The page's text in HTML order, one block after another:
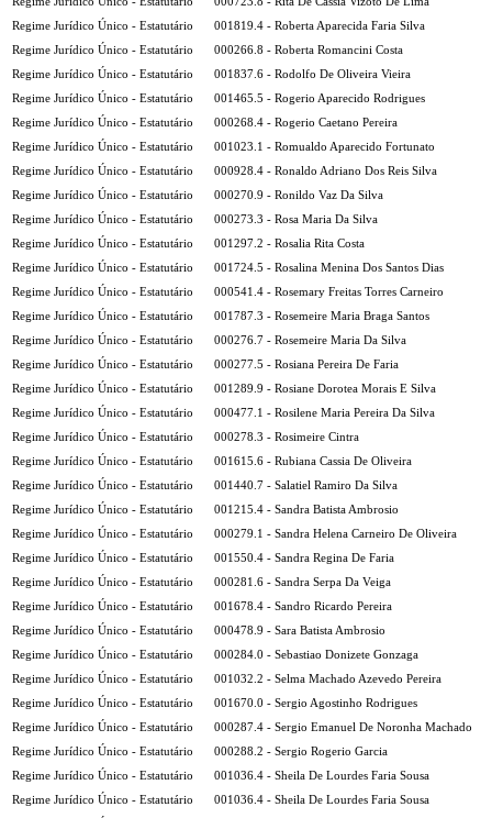
Regime Jurídico Único - Estatutário
001819.4 - Roberta Aparecida Faria Silva
Regime Jurídico Único - Estatutário
000266.8 - Roberta Romancini Costa
Regime Jurídico Único - Estatutário
001837.6 - Rodolfo De Oliveira Vieira
Regime Jurídico Único - Estatutário
001465.5 - Rogerio Aparecido Rodrigues
Regime Jurídico Único - Estatutário
000268.4 - Rogerio Caetano Pereira
Regime Jurídico Único - Estatutário
001023.1 - Romualdo Aparecido Fortunato
Regime Jurídico Único - Estatutário
000928.4 - Ronaldo Adriano Dos Reis Silva
Regime Jurídico Único - Estatutário
000270.9 - Ronildo Vaz Da Silva
Regime Jurídico Único - Estatutário
000273.3 - Rosa Maria Da Silva
Regime Jurídico Único - Estatutário
001297.2 - Rosalia Rita Costa
Regime Jurídico Único - Estatutário
001724.5 - Rosalina Menina Dos Santos Dias
Regime Jurídico Único - Estatutário
000541.4 - Rosemary Freitas Torres Carneiro
Regime Jurídico Único - Estatutário
001787.3 - Rosemeire Maria Braga Santos
Regime Jurídico Único - Estatutário
000276.7 - Rosemeire Maria Da Silva
Regime Jurídico Único - Estatutário
000277.5 - Rosiana Pereira De Faria
Regime Jurídico Único - Estatutário
001289.9 - Rosiane Dorotea Morais E Silva
Regime Jurídico Único - Estatutário
000477.1 - Rosilene Maria Pereira Da Silva
Regime Jurídico Único - Estatutário
000278.3 - Rosimeire Cintra
Regime Jurídico Único - Estatutário
001615.6 - Rubiana Cassia De Oliveira
Regime Jurídico Único - Estatutário
001440.7 - Salatiel Ramiro Da Silva
Regime Jurídico Único - Estatutário
001215.4 - Sandra Batista Ambrosio
Regime Jurídico Único - Estatutário
000279.1 - Sandra Helena Carneiro De Oliveira
Regime Jurídico Único - Estatutário
001550.4 - Sandra Regina De Faria
Regime Jurídico Único - Estatutário
000281.6 - Sandra Serpa Da Veiga
Regime Jurídico Único - Estatutário
001678.4 - Sandro Ricardo Pereira
Regime Jurídico Único - Estatutário
000478.9 - Sara Batista Ambrosio
Regime Jurídico Único - Estatutário
000284.0 - Sebastiao Donizete Gonzaga
Regime Jurídico Único - Estatutário
001032.2 - Selma Machado Azevedo Pereira
Regime Jurídico Único - Estatutário
001670.0 - Sergio Agostinho Rodrigues
Regime Jurídico Único - Estatutário
000287.4 - Sergio Emanuel De Noronha Machado
Regime Jurídico Único - Estatutário
000288.2 - Sergio Rogerio Garcia
Regime Jurídico Único - Estatutário
001036.4 - Sheila De Lourdes Faria Sousa
Regime Jurídico Único - Estatutário
001036.4 - Sheila De Lourdes Faria Sousa